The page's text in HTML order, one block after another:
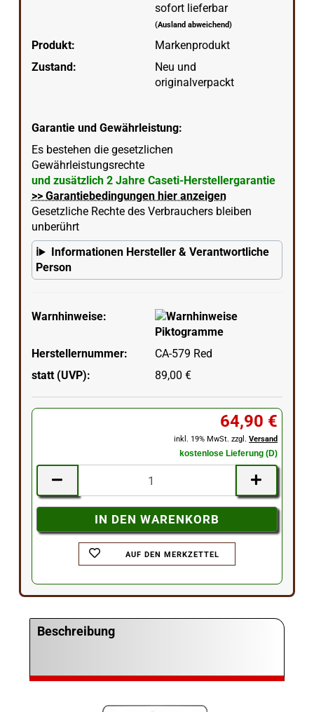
sofort lieferbar
(Ausland abweichend)
Produkt:
Markenprodukt
Zustand:
Neu und
originalverpackt
Garantie und Gewährleistung:
Es bestehen die gesetzlichen
Gewährleistungsrechte
und zusätzlich 2 Jahre Caseti-Herstellergarantie
>> Garantiebedingungen hier anzeigen
Gesetzliche Rechte des Verbrauchers bleiben
unberührt
Informationen Hersteller & Verantwortliche
Person
Warnhinweise:
Herstellernummer:
CA-579 Red
statt (UVP):
89,00 €
64,90 €
inkl. 19% MwSt. zzgl.Versand
kostenlose Lieferung (D)
AUF DEN MERKZETTEL
Beschreibung